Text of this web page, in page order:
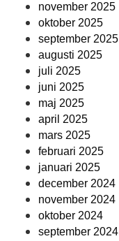
november 2025
oktober 2025
september 2025
augusti 2025
juli 2025
juni 2025
maj 2025
april 2025
mars 2025
februari 2025
januari 2025
december 2024
november 2024
oktober 2024
september 2024